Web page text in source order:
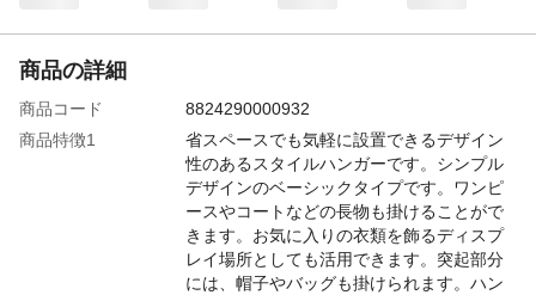
商品の詳細
商品コード
8824290000932
商品特徴1
省スペースでも気軽に設置できるデザイン
性のあるスタイルハンガーです。シンプル
デザインのベーシックタイプです。ワンピ
ースやコートなどの長物も掛けることがで
きます。お気に入りの衣類を飾るディスプ
レイ場所としても活用できます。突起部分
には、帽子やバッグも掛けられます。ハン